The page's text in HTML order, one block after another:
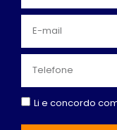
Li e concordo